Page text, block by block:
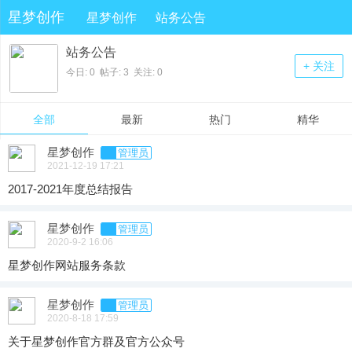
星梦创作 星梦创作 站务公告
+ 关注
站务公告
今日: 0 帖子: 3 关注: 0
全部 最新 热门 精华
星梦创作 管理员
2021-12-19 17:21
2017-2021年度总结报告
星梦创作 管理员
2020-9-2 16:06
星梦创作网站服务条款
星梦创作 管理员
2020-8-18 17:59
关于星梦创作官方群及官方公众号